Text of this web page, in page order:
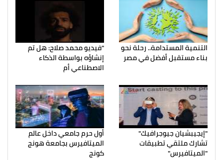
التنمية المستدامة.. رحلة نحو
بناء مستقبل أفضل في مصر
"فيديو محمد صلاح: هل تم
إنشاؤه بواسطة الذكاء
الاصطناعي أم
"إيجيبشيان جيوجرافيك"
تشارك ملتقي تطبيقات
"الميتافيرس"
أول حرم جامعي داخل عالم
الميتافيرس بجامعة هونج
كونج